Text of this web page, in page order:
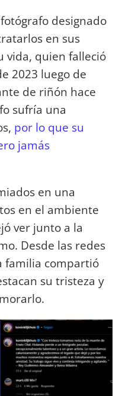
designado
en sus
vida, quien falleció
2023 luego de
de riñón hace
sufría una
por lo que su
jamás
en una
en el ambiente
ver junto a la
Desde las redes
familia compartió
su tristeza y